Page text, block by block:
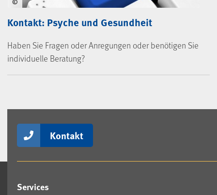
Kontakt: Psyche und Gesundheit
Haben Sie Fragen oder Anregungen oder benötigen Sie
individuelle Beratung?
Kontakt
Services